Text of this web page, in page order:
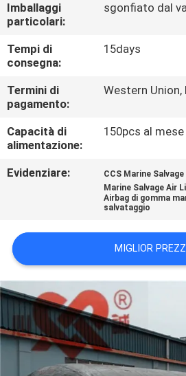
CONTROLLO
DI
QUALITÀ
CONTATTICI
MAPPA
DEL
SITO
PRIVACY
POLICY
Imballaggi
particolari:
sgonfiato dal
Tempi di
consegna:
15days
Termini di
pagamento:
Western Union,
Capacità di
alimentazione:
150pcs al mese
Evidenziare: CCS Marine
Marine Salvage Air
Airbag di gomma
salvataggio
MIGLIOR